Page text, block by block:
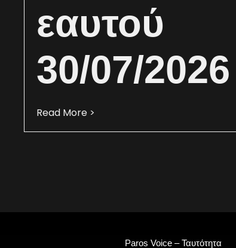
εαυτού
30/07/2026
Read More >
Paros Voice – Ταυτότητα